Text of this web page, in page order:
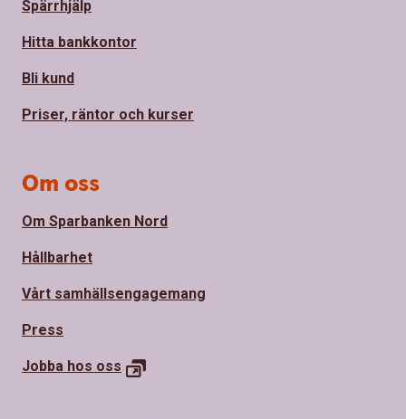
Spärrhjälp
Hitta bankkontor
Bli kund
Priser, räntor och kurser
Om oss
Om Sparbanken Nord
Hållbarhet
Vårt samhällsengagemang
Press
Jobba hos oss